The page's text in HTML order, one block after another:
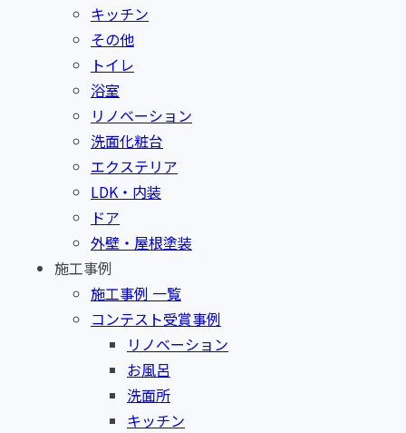
キッチン
その他
トイレ
浴室
リノベーション
洗面化粧台
エクステリア
LDK・内装
ドア
外壁・屋根塗装
施工事例
施工事例 一覧
コンテスト受賞事例
リノベーション
お風呂
洗面所
キッチン